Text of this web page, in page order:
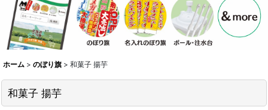
ホーム > のぼり旗 > 和菓子 揚芋
和菓子 揚芋